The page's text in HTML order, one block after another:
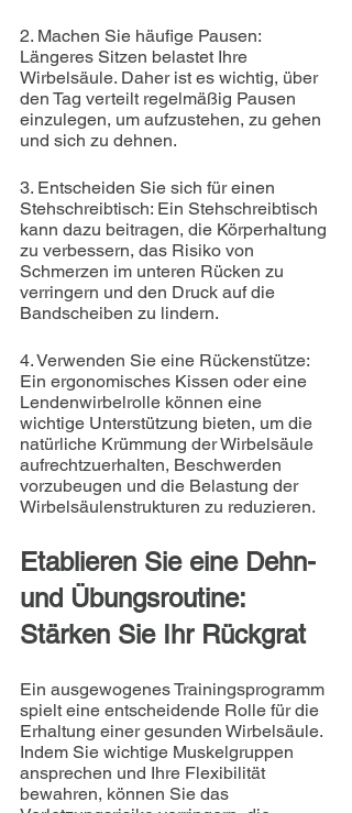
2. Machen Sie häufige Pausen:
Längeres Sitzen belastet Ihre
Wirbelsäule. Daher ist es wichtig, über
den Tag verteilt regelmäßig Pausen
einzulegen, um aufzustehen, zu gehen
und sich zu dehnen.
3. Entscheiden Sie sich für einen
Stehschreibtisch: Ein Stehschreibtisch
kann dazu beitragen, die Körperhaltung
zu verbessern, das Risiko von
Schmerzen im unteren Rücken zu
verringern und den Druck auf die
Bandscheiben zu lindern.
4. Verwenden Sie eine Rückenstütze:
Ein ergonomisches Kissen oder eine
Lendenwirbelrolle können eine
wichtige Unterstützung bieten, um die
natürliche Krümmung der Wirbelsäule
aufrechtzuerhalten, Beschwerden
vorzubeugen und die Belastung der
Wirbelsäulenstrukturen zu reduzieren.
Etablieren Sie eine Dehn-
und Übungsroutine:
Stärken Sie Ihr Rückgrat
Ein ausgewogenes Trainingsprogramm
spielt eine entscheidende Rolle für die
Erhaltung einer gesunden Wirbelsäule.
Indem Sie wichtige Muskelgruppen
ansprechen und Ihre Flexibilität
bewahren, können Sie das